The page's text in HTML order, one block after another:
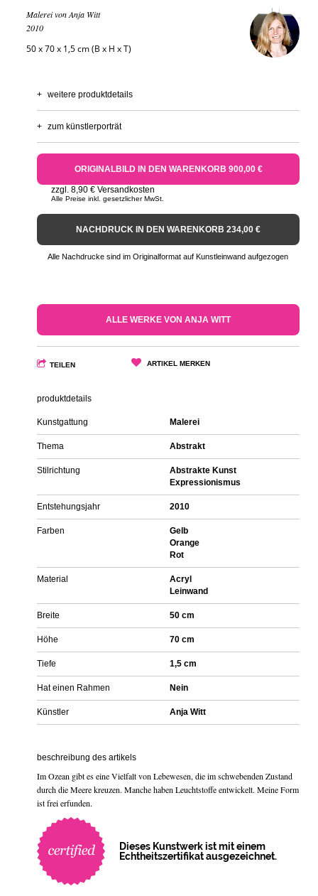
Malerei von Anja Witt
2010
50 x 70 x 1,5 cm (B x H x T)
+ weitere produktdetails
+ zum künstlerporträt
ORIGINALBILD IN DEN WARENKORB 900,00 €
zzgl. 8,90 € Versandkosten
Alle Preise inkl. gesetzlicher MwSt.
NACHDRUCK IN DEN WARENKORB 234,00 €
Alle Nachdrucke sind im Originalformat auf Kunstleinwand aufgezogen
ALLE WERKE VON ANJA WITT
TEILEN ARTIKEL MERKEN
produktdetails
Kunstgattung Malerei
Thema Abstrakt
Stilrichtung
Abstrakte Kunst
Expressionismus
Entstehungsjahr 2010
Farben
Gelb
Orange
Rot
Material
Acryl
Leinwand
Breite 50 cm
Höhe 70 cm
Tiefe 1,5 cm
Hat einen Rahmen Nein
Künstler Anja Witt
beschreibung des artikels
Im Ozean gibt es eine Vielfalt von Lebewesen, die im schwebenden Zustand
durch die Meere kreuzen. Manche haben Leuchtstoffe entwickelt. Meine Form
ist frei erfunden.
Dieses Kunstwerk ist mit einem
Echtheitszertifikat ausgezeichnet.